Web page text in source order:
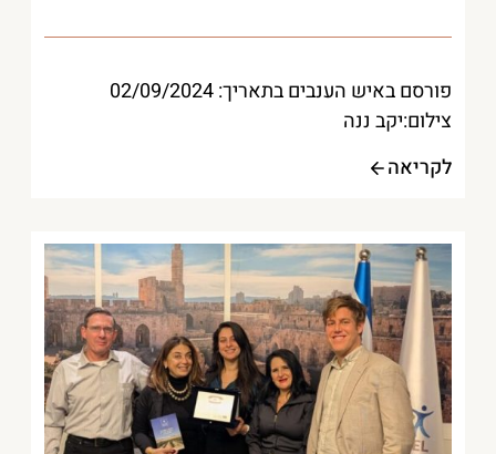
פורסם באיש הענבים בתאריך: 02/09/2024
צילום:יקב ננה
לקריאה